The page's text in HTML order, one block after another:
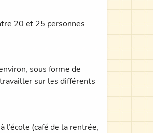
20 et 25 personnes
sous forme de
sur les différents
l’école (café de la rentrée,